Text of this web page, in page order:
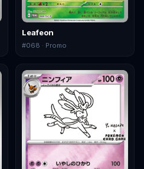
Leafeon
#068 · Promo